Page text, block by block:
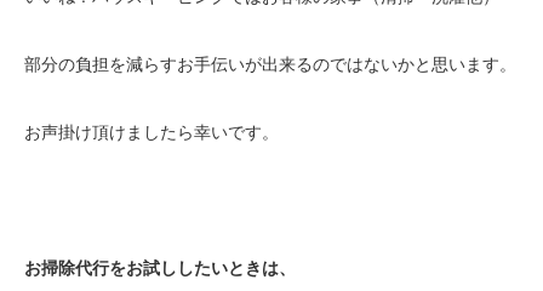
部分の負担を減らすお手伝いが出来るのではないかと思います。
お声掛け頂けましたら幸いです。
お掃除代行をお試ししたいときは、